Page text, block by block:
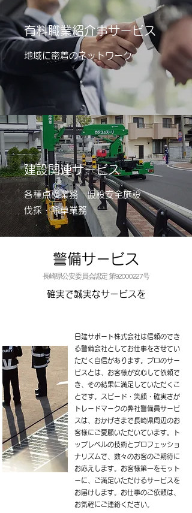
​有料職業紹介事サービス
地域に密着のネットワーク
​建設関連サービス
各種点検業務 仮設安全施設
伐採・除草業務
警備サービス
長崎県公安委員会認定 第92000227号
​確実で誠実なサービスを
日建サポート株式会社は信頼のでき
る警備会社としてお仕事をさせてい
ただく自信があります。プロのサー
ビスとは、お客様が安心して依頼で
き、その結果に満足していただくこ
とです。スピード・笑顔・確実さが
トレードマークの弊社警備員サービ
スは、おかげさまで長崎県周辺のお
客様にご愛顧いただいています。ト
ップレベルの技術とプロフェッショ
ナリズムで、数々のお客のご期待に
お応えします。お客様第一をモット
ーに、ご満足いただけるサービスを
お届けします。お仕事のご依頼は、
お気軽にご連絡ください。